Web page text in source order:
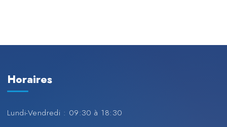
Horaires
Lundi-Vendredi : 09:30 à 18:30